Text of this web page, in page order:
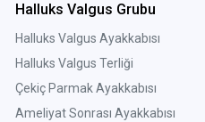
Halluks Valgus Grubu
Halluks Valgus Ayakkabısı
Halluks Valgus Terliği
Çekiç Parmak Ayakkabısı
Ameliyat Sonrası Ayakkabısı